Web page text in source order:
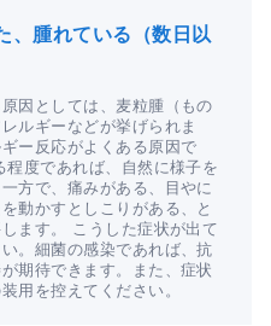
、腫れている（数日以
因としては、麦粒腫（もの
ルギーなどが挙げられま
ー反応がよくある原因で
度であれば、自然に様子を
方で、痛みがある、目やに
動かすとしこりがある、と
ます。 こうした症状が出て
。細菌の感染であれば、抗
期待できます。また、症状
用を控えてください。